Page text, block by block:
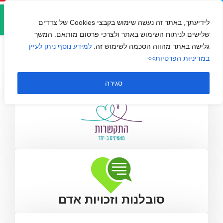
לידיעתך, באתר זה נעשה שימוש בקבצי Cookies של צדדים
שלישים לניתוח השימוש באתר ולצרכי פרסום מותאם. המשך
גלישה באתר מהווה הסכמה לשימוש זה. למידע נוסף ניתן לעיין
במדיניות הפרטיות>>
סגירה
התקשרות מחברים קצוות
בבית
סובלנות וזכויות אדם